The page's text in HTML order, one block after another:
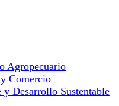
Agropecuario
Comercio
y Desarrollo Sustentable